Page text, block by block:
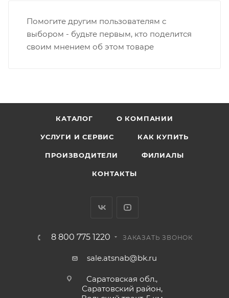
Помогите другим пользователям с
выбором - будьте первым, кто поделится
своим мнением об этом товаре
КАТАЛОГ О КОМПАНИИ
УСЛУГИ И СЕРВИС КАК КУПИТЬ
ПРОИЗВОДИТЕЛИ ФИЛИАЛЫ
КОНТАКТЫ
8 800 775 1220 ЗАКАЗАТЬ ЗВОНОК
sale.atsnab@bk.ru
Саратовская обл.,
Саратовский район,